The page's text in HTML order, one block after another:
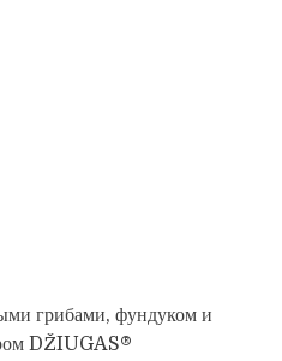
грибами, фундуком и
DŽIUGAS®